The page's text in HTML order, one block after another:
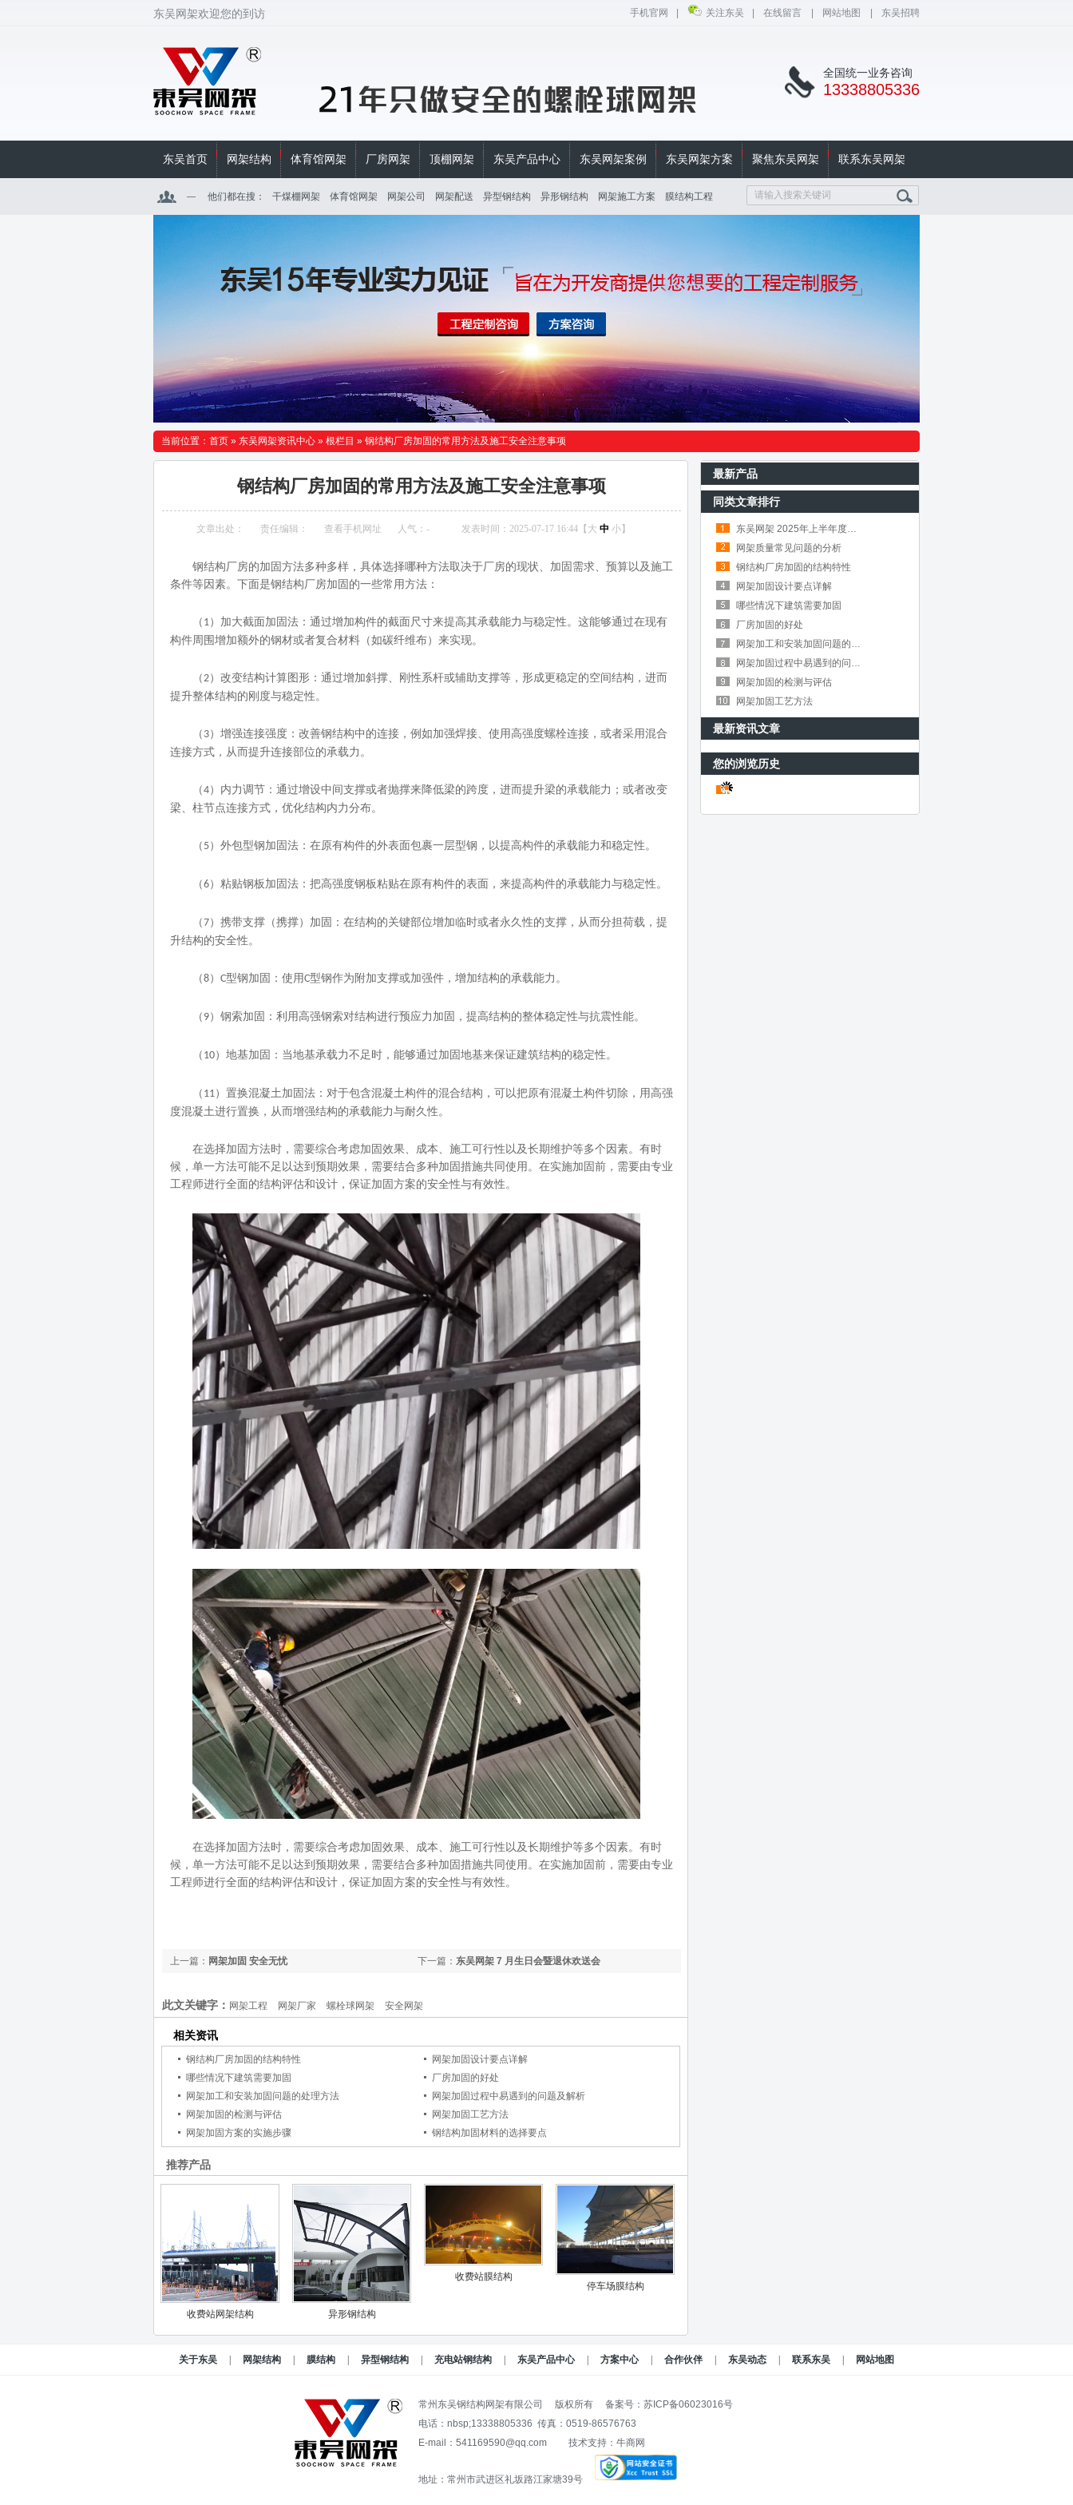
手机官网 关注东吴 在线留言 网站地图 东吴招聘
东吴网架欢迎您的到访
全国统一业务咨询
13338805336
东吴首页 网架结构 体育馆网架 厂房网架 顶棚网架 东吴产品中心 东吴网架案例 东吴网架方案 聚焦东吴网架 联系东吴网架
他们都在搜： 干煤棚网架 体育馆网架 网架公司 网架配送 异型钢结构 异形钢结构 网架施工方案 膜结构工程
当前位置： 首页 » 东吴网架资讯中心 » 根栏目 » 钢结构厂房加固的常用方法及施工安全注意事项
钢结构厂房加固的常用方法及施工安全注意事项
文章出处： 责任编辑： 查看手机网址 人气： - 发表时间：2025-07-17 16:44【 大 中 小】
钢结构厂房的加固方法多种多样，具体选择哪种方法取决于厂房的现状、加固需求、预算以及施工
条件等因素。下面是钢结构厂房加固的一些常用方法：
（ 1）加大截面加固法：通过增加构件的截面尺寸来提高其承载能力与稳定性。这能够通过在现有
构件周围增加额外的钢材或者复合材料（如碳纤维布）来实现。
（2）改变结构计算图形：通过增加斜撑、刚性系杆或辅助支撑等，形成更稳定的空间结构，进而
提升整体结构的刚度与稳定性。
（ 3）增强连接强度：改善钢结构中的连接，例如加强焊接、使用高强度螺栓连接，或者采用混合
连接方式，从而提升连接部位的承载力。
（4）内力调节：通过增设中间支撑或者抛撑来降低梁的跨度，进而提升梁的承载能力；或者改变
梁、柱节点连接方式，优化结构内力分布。
（ 5）外包型钢加固法：在原有构件的外表面包裹一层型钢，以提高构件的承载能力和稳定性。
（6）粘贴钢板加固法：把高强度钢板粘贴在原有构件的表面，来提高构件的承载能力与稳定性。
（7）携带支撑（携撑）加固：在结构的关键部位增加临时或者永久性的支撑，从而分担荷载，提
升结构的安全性。
（8） C型钢加固：使用C型钢作为附加支撑或加强件，增加结构的承载能力。
（ 9）钢索加固：利用高强钢索对结构进行预应力加固，提高结构的整体稳定性与抗震性能。
（ 10）地基加固：当地基承载力不足时，能够通过加固地基来保证建筑结构的稳定性。
（ 11）置换混凝土加固法：对于包含混凝土构件的混合结构，可以把原有混凝土构件切除，用高强
度混凝土进行置换，从而增强结构的承载能力与耐久性。
在选择加固方法时，需要综合考虑加固效果、成本、施工可行性以及长期维护等多个因素。有时
候，单一方法可能不足以达到预期效果，需要结合多种加固措施共同使用。在实施加固前，需要由专业
工程师进行全面的结构评估和设计，保证加固方案的安全性与有效性。
在选择加固方法时，需要综合考虑加固效果、成本、施工可行性以及长期维护等多个因素。有时
候，单一方法可能不足以达到预期效果，需要结合多种加固措施共同使用。在实施加固前，需要由专业
工程师进行全面的结构评估和设计，保证加固方案的安全性与有效性。
下一篇： 东吴网架 7 月生日会暨退休欢送会
上一篇： 网架加固 安全无忧
此文关键字： 网架工程 网架厂家 螺栓球网架 安全网架
相关资讯
钢结构厂房加固的结构特性
网架加固设计要点详解
哪些情况下建筑需要加固
厂房加固的好处
网架加工和安装加固问题的处理方法
网架加固过程中易遇到的问题及解析
网架加固的检测与评估
网架加固工艺方法
网架加固方案的实施步骤
钢结构加固材料的选择要点
推荐产品
收费站网架结构 异形钢结构
收费站膜结构
停车场膜结构
最新产品
同类文章排行
东吴网架 2025年上半年度总结会议圆满召开
网架质量常见问题的分析
钢结构厂房加固的结构特性
网架加固设计要点详解
哪些情况下建筑需要加固
厂房加固的好处
网架加工和安装加固问题的处理方法
网架加固过程中易遇到的问题及解析
网架加固的检测与评估
网架加固工艺方法
最新资讯文章
您的浏览历史
关于东吴 网架结构 膜结构 异型钢结构 充电站钢结构 东吴产品中心 方案中心 合作伙伴 东吴动态 联系东吴 网站地图
常州东吴钢结构网架有限公司 版权所有 备案号：苏ICP备06023016号
电话：nbsp;13338805336 传真：0519-86576763
E-mail：541169590@qq.com 技术支持： 牛商网
地址：常州市武进区礼坂路江家塘39号